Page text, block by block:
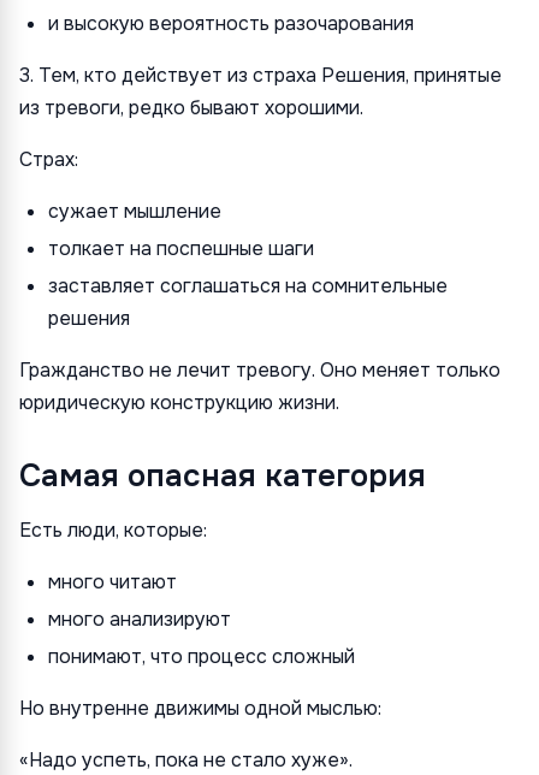
и высокую вероятность разочарования
3. Тем, кто действует из страха Решения, принятые
из тревоги, редко бывают хорошими.
Страх:
сужает мышление
толкает на поспешные шаги
заставляет соглашаться на сомнительные
решения
Гражданство не лечит тревогу. Оно меняет только
юридическую конструкцию жизни.
Самая опасная категория
Есть люди, которые:
много читают
много анализируют
понимают, что процесс сложный
Но внутренне движимы одной мыслью:
«Надо успеть, пока не стало хуже».